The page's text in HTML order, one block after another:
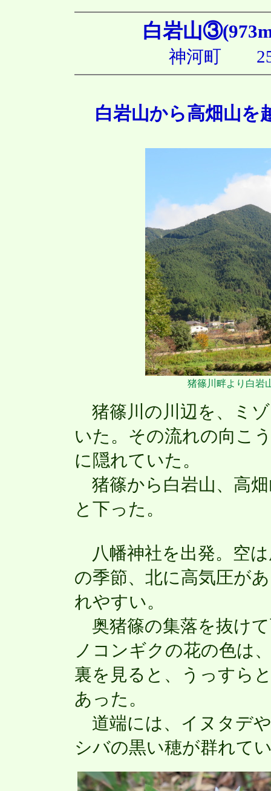
白岩山③
神河町
白岩山から高畑山を
猪篠川畔より白岩
猪篠川の川辺を、ミ
いた。その流れの向こ
に隠れていた。
猪篠から白岩山、高
と下った。
八幡神社を出発。空
の季節、北に高気圧が
れやすい。
奥猪篠の集落を抜け
ノコンギクの花の色は
裏を見ると、うっすら
あった。
道端には、イヌタデ
シバの黒い穂が群れて